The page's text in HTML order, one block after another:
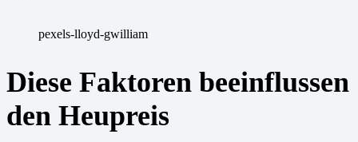
pexels-lloyd-gwilliam
Diese Faktoren beeinflussen
den Heupreis